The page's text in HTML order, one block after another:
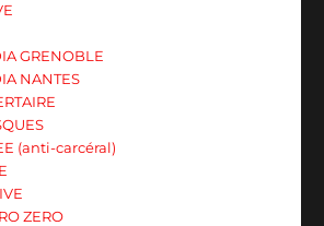
GRENOBLE
NANTES
(anti-carcéral)
ZERO